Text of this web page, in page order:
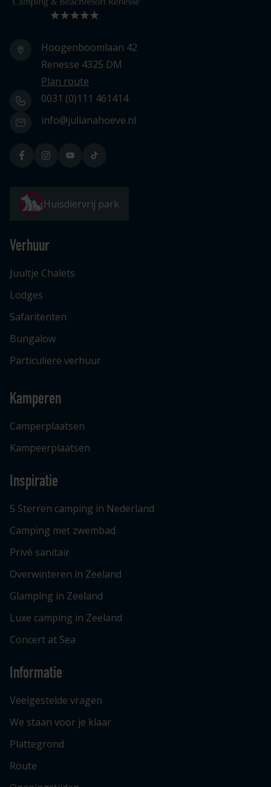
Hoogenboomlaan 42
Renesse 4325 DM
Plan route
0031 (0)111 461414
info@julianahoeve.nl
Huisdiervrij park
Verhuur
Juultje Chalets
Lodges
Safaritenten
Bungalow
Particuliere verhuur
Kamperen
Camperplaatsen
Kampeerplaatsen
Inspiratie
5 Sterren camping in Nederland
Camping met zwembad
Privé sanitair
Overwinteren in Zeeland
Glamping in Zeeland
Luxe camping in Zeeland
Concert at Sea
Informatie
Veelgestelde vragen
We staan voor je klaar
Plattegrond
Route